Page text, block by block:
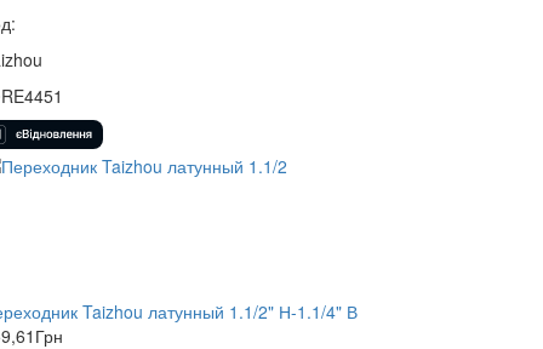
Taizhou латунный 1.1/2" Н-1.1/4" В
Грн